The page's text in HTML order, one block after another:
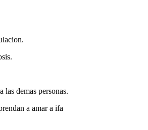
las demas personas.
a amar a ifa